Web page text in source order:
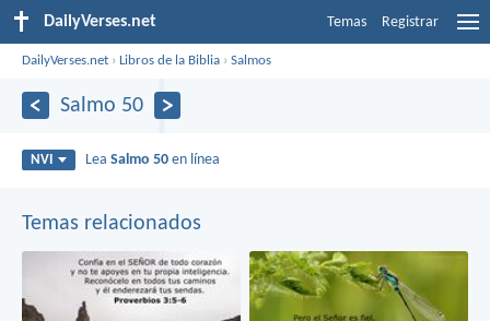
DailyVerses.net Temas Registrar
DailyVerses.net ›Libros de la Biblia ›Salmos
Salmo 50
NVI LeaSalmo 50 en línea
Temas relacionados